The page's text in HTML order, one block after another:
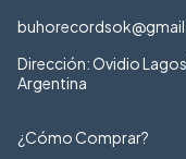
Dirección: Ovidio
Argentina
¿Cómo Comprar?